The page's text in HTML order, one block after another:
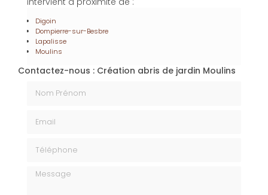
propose aussi :
Acheter bois de chauffage
Aménagement d'un jardin paysage
Aménagement d'une terrasse sur mesure par jardinier
Aménagement de jardin zen
Aménagement paysager avec végétaux
AL Paysages et Bois de Chauffage Paysagiste
Digoin
Lapalisse
Moulins